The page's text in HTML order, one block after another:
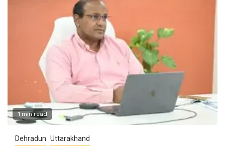
1 min read
Dehradun Uttarakhand